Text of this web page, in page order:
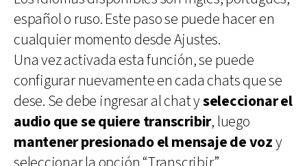
español o ruso. Este paso se puede hacer en
cualquier momento desde Ajustes.
Una vez activada esta función, se puede
configurar nuevamente en cada chats que se
dese. Se debe ingresar al chat yseleccionar el
audio que se quiere transcribir, luego
mantener presionado el mensaje de vozy